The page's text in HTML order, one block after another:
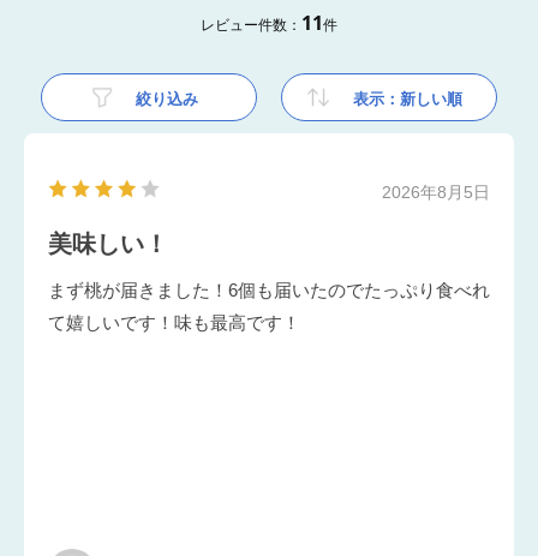
レビュー件数： 11件
絞り込み 表示：新しい順
2026年8月5日
美味しい！
まず桃が届きました！6個も届いたのでたっぷり食べれ
て嬉しいです！味も最高です！